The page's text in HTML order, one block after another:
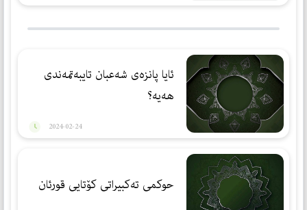
ئایا پانزەی شەعبان تایبەتمەندی
ھەیە؟
2024-02-24
حوكمی تەكبیراتی كۆتایی قورئان